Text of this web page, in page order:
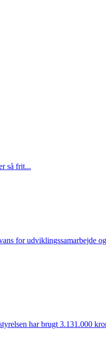
så frit...
for udviklingssamarbejde
har brugt 3.131.000